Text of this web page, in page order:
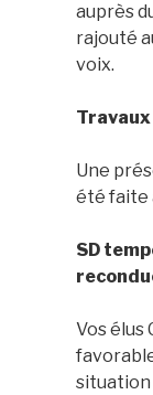
auprès
rajouté
voix.
Une
été faite
SD
Vos élus
situation